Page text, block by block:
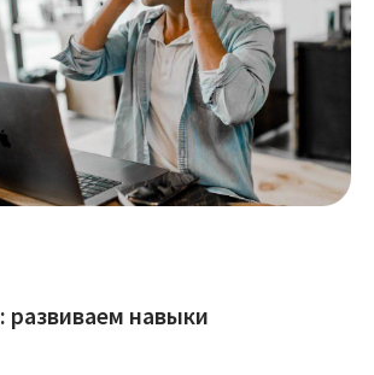
развиваем навыки